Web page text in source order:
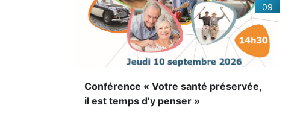
qui assureront la permanence lors de leur
exposition. Dates et horaires
Du 06/07 au
30/08/2026 tous les jours.
09
Conférence « Votre santé préservée,
il est temps d’y penser »